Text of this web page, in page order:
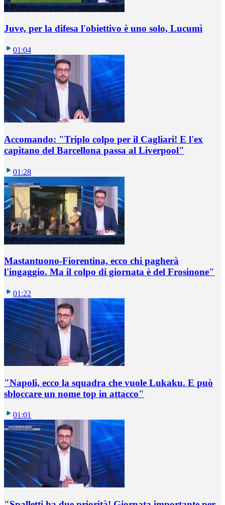
Juve, per la difesa l'obiettivo è uno solo, Lucumì
01:04
Accomando: "Triplo colpo per il Cagliari! E l'ex
capitano del Barcellona passa al Liverpool"
01:28
Mastantuono-Fiorentina, ecco chi pagherà
l'ingaggio. Ma il colpo di giornata è del Frosinone"
01:22
"Napoli, ecco la squadra che vuole Lukaku. E può
sbloccare un nome top in attacco"
01:01